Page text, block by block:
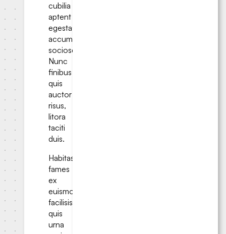
cubilia
aptent
egestas
accumsan
sociosqu.
Nunc
finibus
quis
auctor
risus,
litora
taciti
duis.
Habitasse
fames
ex
euismod
facilisis
quis
urna